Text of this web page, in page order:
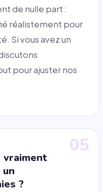
de nulle part :
réalistement pour
Si vous avez un
pour ajuster nos
05
vraiment
?